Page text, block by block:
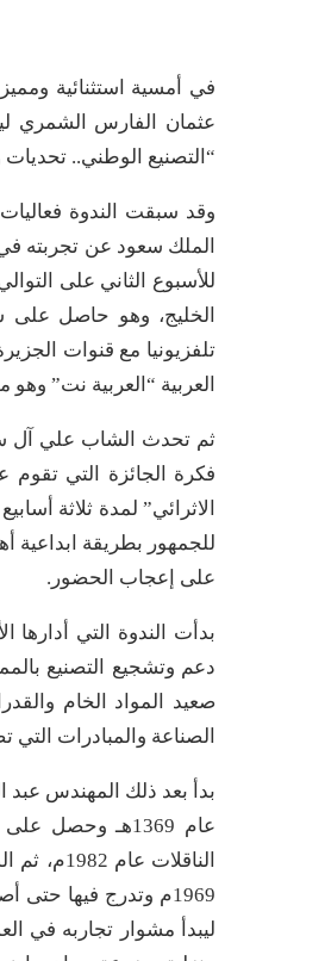
في أمسية استثنائية
عثمان الفارس الشمري
“التصنيع الوطني.. تحديات وانجازات” وذلك مساء
وقد سبقت الندوة
الملك سعود عن تجربته
للأسبوع الثاني على
الخليج، وهو حاصل على
تلفزيونيا مع قنوات
العربية “العربية نت”
ثم تحدث الشاب علي آل
فكرة الجائزة التي
الاثرائي” لمدة ثلاثة
للجمهور بطريقة
على إعجاب الحضور.
بدأت الندوة التي أدارها
دعم وتشجيع التصنيع
صعيد المواد الخام
الصناعة والمبادرات
بدأ بعد ذلك المهندس عبد
ليبدأ مشوار تجاربه في